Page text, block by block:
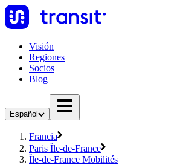
Visión
Regiones
Socios
Blog
Español
Francia
Paris Île-de-France
Île-de-France Mobilités